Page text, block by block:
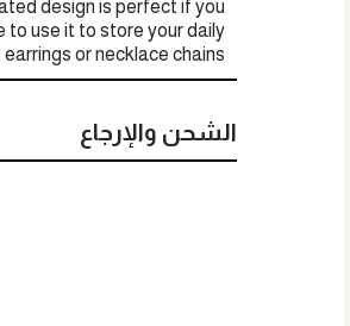
design is perfect if you
to use it to store your daily
or necklace chains.
الشحن والإرجاع